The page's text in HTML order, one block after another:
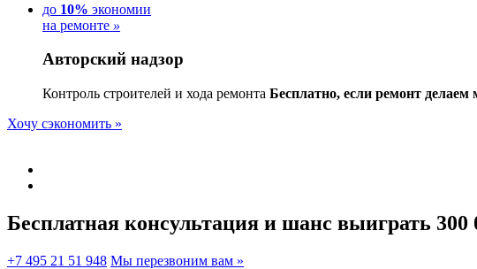
до 10% экономии
на ремонте »
Авторский надзор
Контроль строителей и хода ремонта Бесплатно, если ремонт делаем
Хочу сэкономить »
Бесплатная консультация и шанс выиграть 300
+7 495 21 51 948 Мы перезвоним вам »